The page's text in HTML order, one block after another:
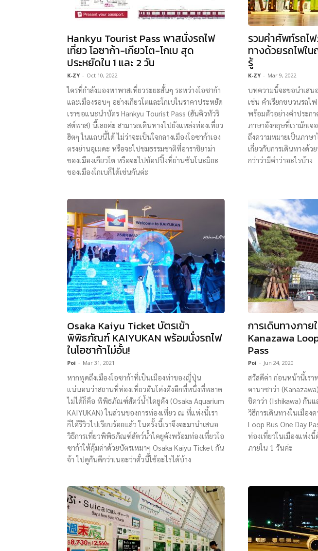
Hankyu Tourist Pass พาสนั่งรถไฟ
เที่ยว โอซาก้า-เกียวโต-โกเบ สุด
ประหยัดใน 1 และ 2 วัน
K-ZY - Oct 10, 2022
ใครที่กำลังมองหาพาสเที่ยวระยะสั้นๆ ระหว่างโอซาก้า
และเมืองรอบๆ อย่างเกียวโตและโกเบในราคาประหยัด
เราขอแนะนำบัตร Hankyu Tourist Pass (ฮันคิวทัวริ
สต์พาส) นี้เลยค่ะ สามารถเดินทางไปยังแหล่งท่องเที่ยว
ฮิตๆ ในแถบนี้ได้ ไม่ว่าจะเป็นใจกลางเมืองโอซาก้าเอง
ตรงย่านอุเมดะ หรือจะไปชมธรรมชาติที่อาราชิยาม่า
ของเมืองเกียวโต หรือจะไปช้อปปิ้งที่ย่านซันโนะมิยะ
ของเมืองโกเบก็ได้เช่นกันค่ะ
รวมคำศัพท์รถไ
ทางด้วยรถไฟใ
รู้
K-ZY - Mar 9, 2022
บทความนี้จะขอนำเส
เช่น คำเรียกขบวนรถไ
พร้อมตัวอย่างคำประก
ภาษาอังกฤษที่เรามักเจ
ถึงความหมายเป็นภาษ
เกี่ยวกับการเดินทางด้
กว่าว่ามีคำว่าอะไรบ้าง
Osaka Kaiyu Ticket บัตรเข้า
พิพิธภัณฑ์ KAIYUKAN พร้อมนั่งรถไฟ
ในโอซาก้าไม่อั้น!
Poi - Mar 31, 2021
หากพูดถึงเมืองโอซาก้าที่เป็นเมืองท่าของญี่ปุ่น
แน่นอนว่าสถานที่ท่องเที่ยวอันโด่งดังอีกที่หนึ่งที่พลาด
ไม่ได้ก็คือ พิพิธภัณฑ์สัตว์น้ำไคยูคัง (Osaka Aquarium
KAIYUKAN) ในส่วนของการท่องเที่ยว ณ ที่แห่งนี้เรา
ก็ได้รีวิวไปเรียบร้อยแล้ว ในครั้งนี้เราจึงจะมานำเสนอ
วิธีการเที่ยวพิพิธภัณฑ์สัตว์น้ำไคยูคังพร้อมท่องเที่ยวโอ
ซาก้าให้คุ้มค่าด้วยบัตรเหมาๆ Osaka Kaiyu Ticket กัน
จ้า ไปดูกันดีกว่าเนอะว่าตั๋วนี้ใช้อะไรได้บ้าง
การเดินทางภาย
Kanazawa
Pass
Poi - Jun 24, 2020
สวัสดีค่า ก่อนหน้านี้เรา
คานาซาว่า
ชิคาว่า (Ishikawa) กัน
วิธีการเดินทางในเมือง
Loop Bus One Day
ท่องเที่ยวในเมืองแห่ง
ภายใน 1 วันค่ะ